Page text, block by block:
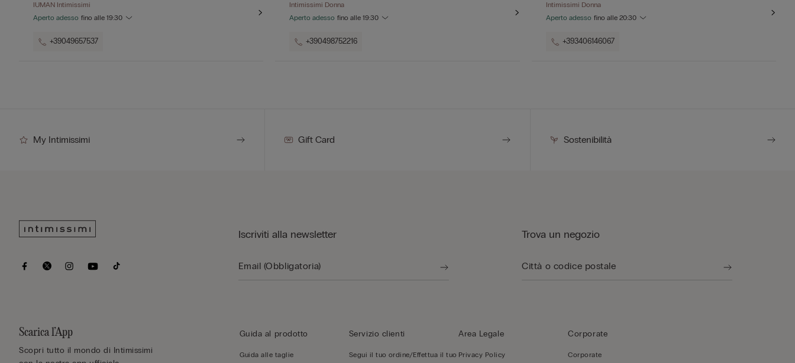
IUMAN Intimissimi
Aperto adesso fino alle 19:30
+39049657537
Intimissimi Donna
Aperto adesso fino alle19:30
+390498752216
Intimissimi Donna
Aperto adesso fino alle 20:30
+393406146067
My Intimissimi Gift Card Sostenibilità
Scarica l’App
Scopri tutto il mondo di Intimissimi
Iscriviti alla newsletter Trova un negozio
Guida al prodotto
Guida alle taglie
Servizio clienti
Segui il tuo ordine/Effettua il tuo
Area Legale
Privacy Policy
Corporate
Corporate